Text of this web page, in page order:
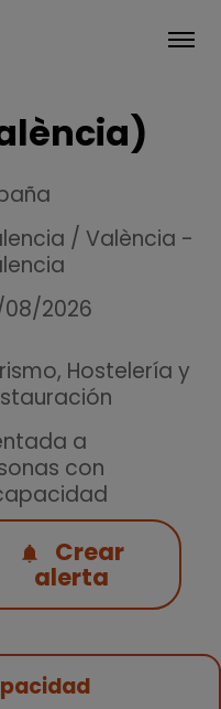
/ València -
08/2026
Hostelería y
a
con
alerta